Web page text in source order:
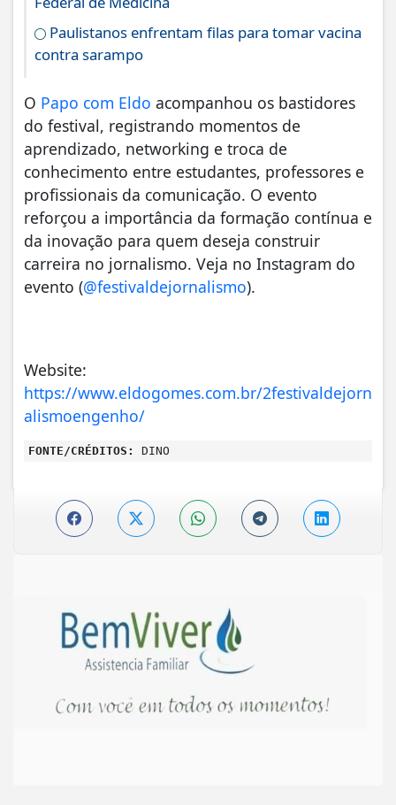
Paulistanos enfrentam filas para tomar vacina
contra sarampo
O Papo com Eldo acompanhou os bastidores
do festival, registrando momentos de
aprendizado, networking e troca de
conhecimento entre estudantes, professores e
profissionais da comunicação. O evento
reforçou a importância da formação contínua e
da inovação para quem deseja construir
carreira no jornalismo. Veja no Instagram do
evento (@festivaldejornalismo).
Website:
https://www.eldogomes.com.br/2festivaldejorn
alismoengenho/
FONTE/CRÉDITOS: DINO